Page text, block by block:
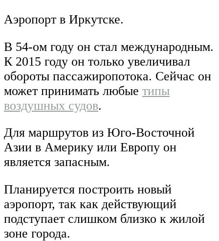
Аэропорт в Иркутске.
В 54-ом году он стал международным.
К 2015 году он только увеличивал
обороты пассажиропотока. Сейчас он
может принимать любые типы
воздушных судов.
Для маршрутов из Юго-Восточной
Азии в Америку или Европу он
является запасным.
Планируется построить новый
аэропорт, так как действующий
подступает слишком близко к жилой
зоне города.